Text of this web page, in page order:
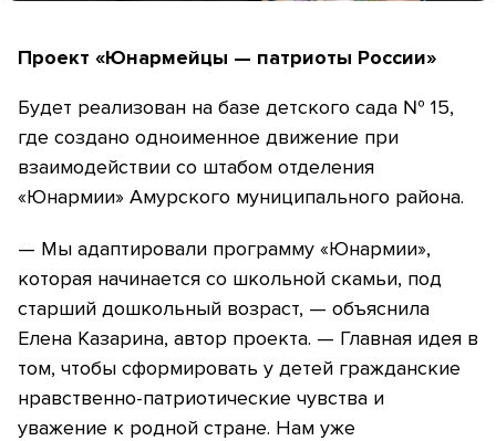
Проект «Юнармейцы — патриоты России»
Будет реализован на базе детского сада № 15,
где создано одноименное движение при
взаимодействии со штабом отделения
«Юнармии» Амурского муниципального района.
— Мы адаптировали программу «Юнармии»,
которая начинается со школьной скамьи, под
старший дошкольный возраст, — объяснила
Елена Казарина, автор проекта. — Главная идея в
том, чтобы сформировать у детей гражданские
нравственно-патриотические чувства и
уважение к родной стране. Нам уже